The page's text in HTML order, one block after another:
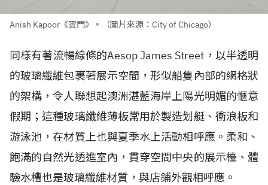
Anish Kapoor《雲門》。（圖片來源：City of Chicago）
同樣有著流暢線條的Aesop James Street，以半透明
的玻璃纖維包裹著展示空間，形似船隻內部的網格狀
的架構，令人聯想起澳洲湛藍海岸上陽光明媚的愜意
假期；這種玻璃纖維薄板常用於製造划艇、衝浪板和
游泳池，在材質上也與夏季水上活動相呼應。柔和、
飽滿的自然光透進室內，貫穿空間中央的展示檯、體
驗水槽也是玻璃纖維材質，與店鋪外觀相呼應。